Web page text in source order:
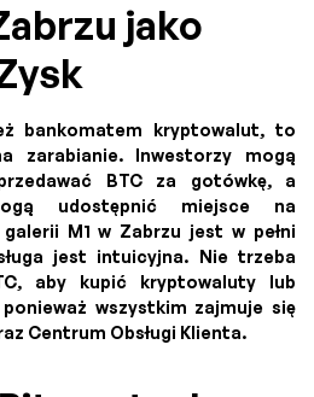
jako
bankomatem kryptowalut, to
zarabianie. Inwestorzy mogą
BTC za gotówkę, a
udostępnić miejsce na
M1 w Zabrzu jest w pełni
jest intuicyjna. Nie trzeba
aby kupić kryptowaluty lub
wszystkim zajmuje się
Centrum Obsługi Klienta.